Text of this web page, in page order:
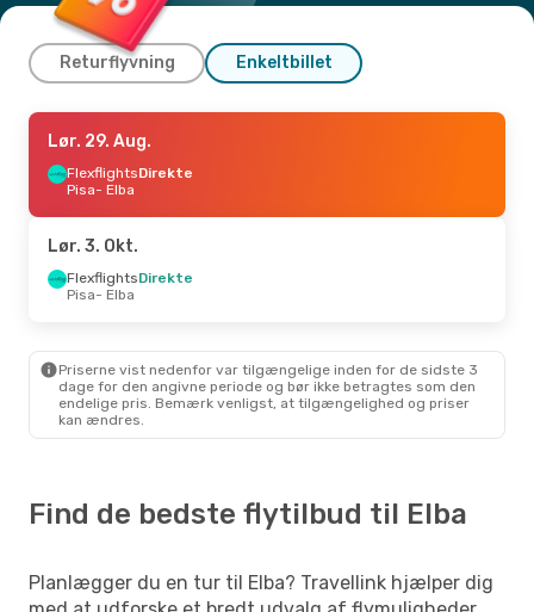
Returflyvning Enkeltbillet
Man. 24. Aug.
Scandinavian Airlines
København
Elba- København
Tor. 10. Sep.- Man. 14. Sep.
Elba
- Milano
Lør. 29. Aug.
FlexflightsDirekte
Pisa- Elba
Lør. 3. Okt.
FlexflightsDirekte
Pisa- Elba
Priserne vist nedenfor var tilgængelige inden for de sidste 3
dage for den angivne periode og bør ikke betragtes som den
endelige pris. Bemærk venligst, at tilgængelighed og priser
kan ændres.
Find de bedste flytilbud til Elba
Planlægger du en tur til Elba? Travellink hjælper dig